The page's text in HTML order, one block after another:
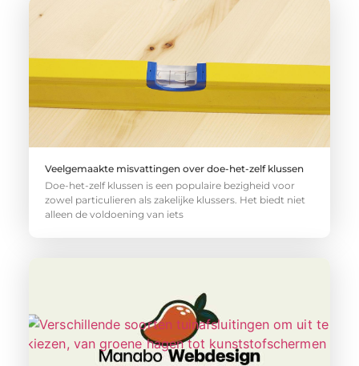
Veelgemaakte misvattingen over doe-het-zelf klussen
Doe-het-zelf klussen is een populaire bezigheid voor
zowel particulieren als zakelijke klussers. Het biedt niet
alleen de voldoening van iets